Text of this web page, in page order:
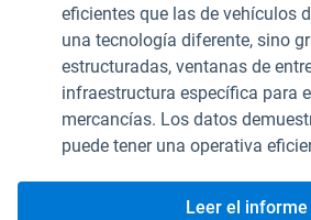
eficientes que las de vehículos
una tecnología diferente, sino
estructuradas, ventanas de
infraestructura específica para
mercancías. Los datos
puede tener una operativa
Leer el informe